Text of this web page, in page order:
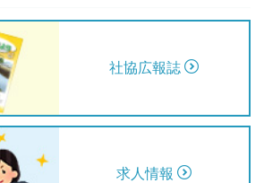
社協広報誌
求人情報